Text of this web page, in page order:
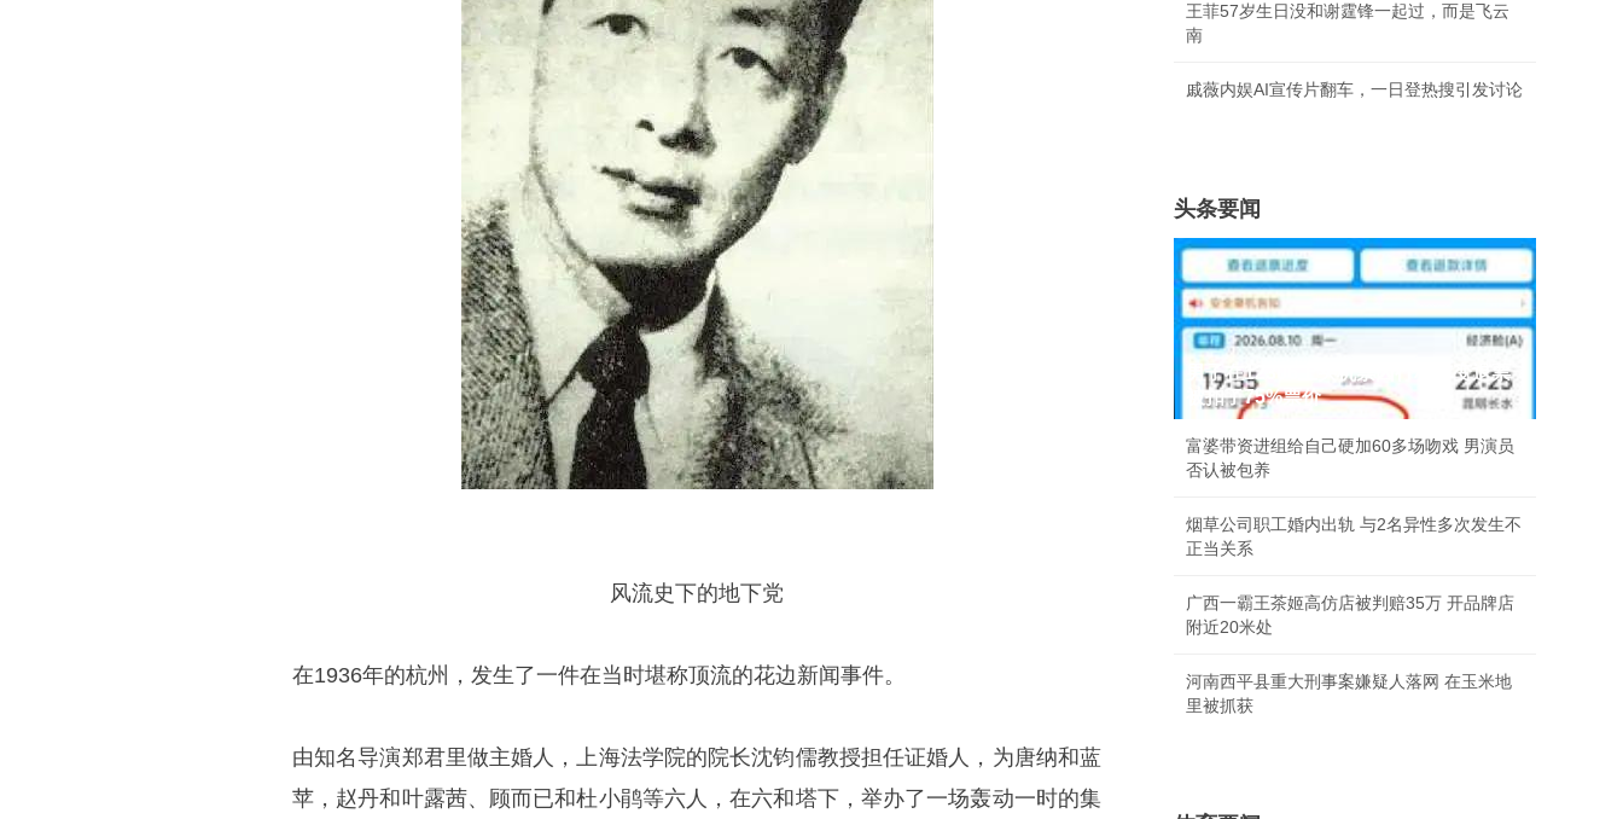
风流史下的地下党
在1936年的杭州，发生了一件在当时堪称顶流的花边新闻事件。
由知名导演郑君里做主婚人，上海法学院的院长沈钧儒教授担任证婚人，为唐纳和蓝
苹，赵丹和叶露茜、顾而已和杜小鹃等六人，在六和塔下，举办了一场轰动一时的集
王菲57岁生日没和谢霆锋一起过，而是飞云
南
戚薇内娱AI宣传片翻车，一日登热搜引发讨论
头条要闻
男子在12306上买机票因行程有变退票
被扣了75%票价
富婆带资进组给自己硬加60多场吻戏 男演员
否认被包养
烟草公司职工婚内出轨 与2名异性多次发生不
正当关系
广西一霸王茶姬高仿店被判赔35万 开品牌店
附近20米处
河南西平县重大刑事案嫌疑人落网 在玉米地
里被抓获